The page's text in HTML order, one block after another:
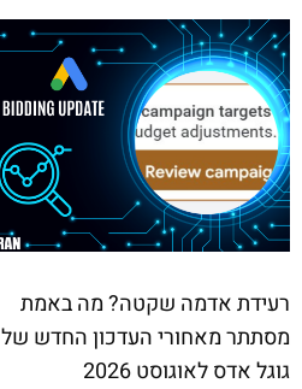
רעידת אדמה שקטה? מה באמת
מסתתר מאחורי העדכון החדש של
גוגל אדס לאוגוסט 2026